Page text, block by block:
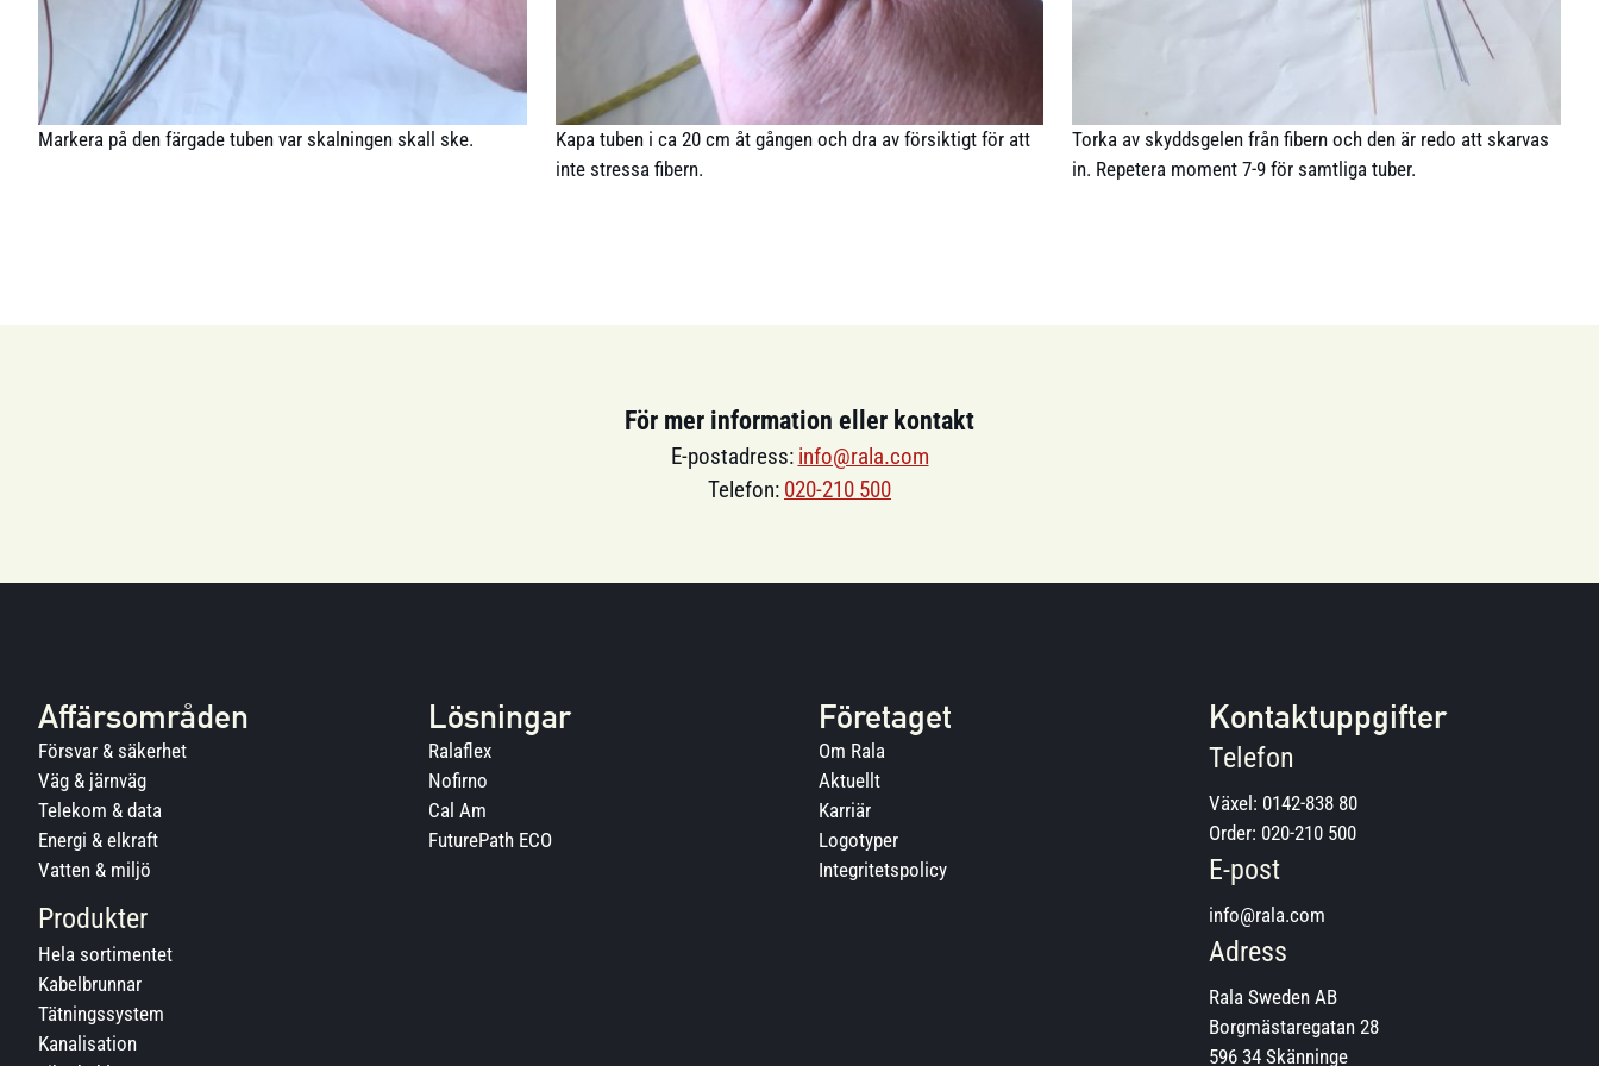
Markera på den färgade tuben var skalningen skall ske.
Kapa tuben i ca 20 cm åt gången och dra av försiktigt för att
inte stressa fibern.
Torka av skyddsgelen från fibern och den är redo att skarvas
in. Repetera moment 7-9 för samtliga tuber.
För mer information eller kontakt
E-postadress: info@rala.com
Telefon: 020-210 500
Affärsområden
Försvar & säkerhet
Väg & järnväg
Telekom & data
Energi & elkraft
Vatten & miljö
Produkter
Hela sortimentet
Kabelbrunnar
Tätningssystem
Kanalisation
Lösningar
Ralaflex
Nofirno
Cal Am
FuturePath ECO
Företaget
Om Rala
Aktuellt
Karriär
Logotyper
Integritetspolicy
Kontaktuppgifter
Telefon
Växel: 0142-838 80
Order: 020-210 500
E-post
info@rala.com
Adress
Rala Sweden AB
Borgmästaregatan 28
596 34 Skänninge